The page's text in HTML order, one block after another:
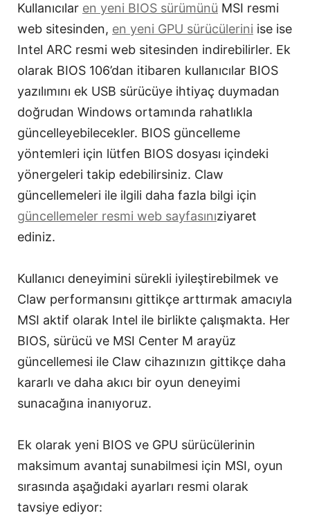
Kullanıcılar en yeni BIOS sürümünü MSI resmi
web sitesinden, en yeni GPU sürücülerini ise ise
Intel ARC resmi web sitesinden indirebilirler. Ek
olarak BIOS 106’dan itibaren kullanıcılar BIOS
yazılımını ek USB sürücüye ihtiyaç duymadan
doğrudan Windows ortamında rahatlıkla
güncelleyebilecekler. BIOS güncelleme
yöntemleri için lütfen BIOS dosyası içindeki
yönergeleri takip edebilirsiniz. Claw
güncellemeleri ile ilgili daha fazla bilgi için
güncellemeler resmi web sayfasınıziyaret
ediniz.
Kullanıcı deneyimini sürekli iyileştirebilmek ve
Claw performansını gittikçe arttırmak amacıyla
MSI aktif olarak Intel ile birlikte çalışmakta. Her
BIOS, sürücü ve MSI Center M arayüz
güncellemesi ile Claw cihazınızın gittikçe daha
kararlı ve daha akıcı bir oyun deneyimi
sunacağına inanıyoruz.
Ek olarak yeni BIOS ve GPU sürücülerinin
maksimum avantaj sunabilmesi için MSI, oyun
sırasında aşağıdaki ayarları resmi olarak
tavsiye ediyor: